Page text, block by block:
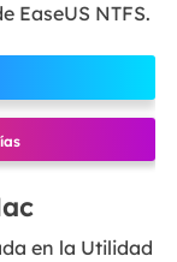
EaseUS NTFS.
en la Utilidad